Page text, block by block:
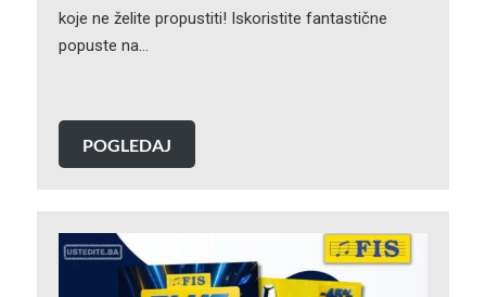
koje ne želite propustiti! Iskoristite fantastične
popuste na…
POGLEDAJ